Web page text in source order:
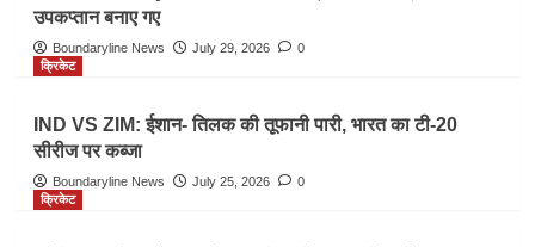
उपकप्तान बनाए गए
Boundaryline News July 29, 2026
0
क्रिकेट
IND VS ZIM: ईशान- तिलक की तूफानी पारी, भारत का टी-20
सीरीज पर कब्जा
Boundaryline News July 25, 2026
0
क्रिकेट